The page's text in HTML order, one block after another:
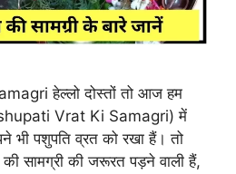
हेल्लो दोस्तों तो आज हम
Vrat Ki Samagri) में
भी पशुपति व्रत को रखा हैं। तो
सामग्री की जरूरत पड़ने वाली हैं,